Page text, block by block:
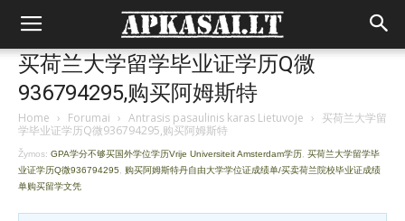
买荷兰大学留学毕业证学历Q微
936794295,购买阿姆斯特
Home › Forumai › Antrasis pasaulinis karas Lietuvoje › 买荷兰大学留
学毕业证学历Q微936794295,购买阿姆斯特
Žymos: GPA学分不够买国外学位学历Vrije Universiteit Amsterdam学历 买荷兰大学留学毕
业证学历Q微936794295
购买阿姆斯特丹自由大学学位证成绩单/买卖荷兰院校毕业证成绩
单购买留学文凭